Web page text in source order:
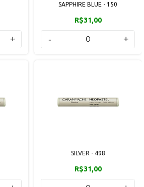
+
SAPPHIRE BLUE - 150
R$31,00
- +
SILVER - 498
R$31,00